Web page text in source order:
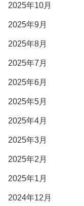
2025年10月
2025年9月
2025年8月
2025年7月
2025年6月
2025年5月
2025年4月
2025年3月
2025年2月
2025年1月
2024年12月